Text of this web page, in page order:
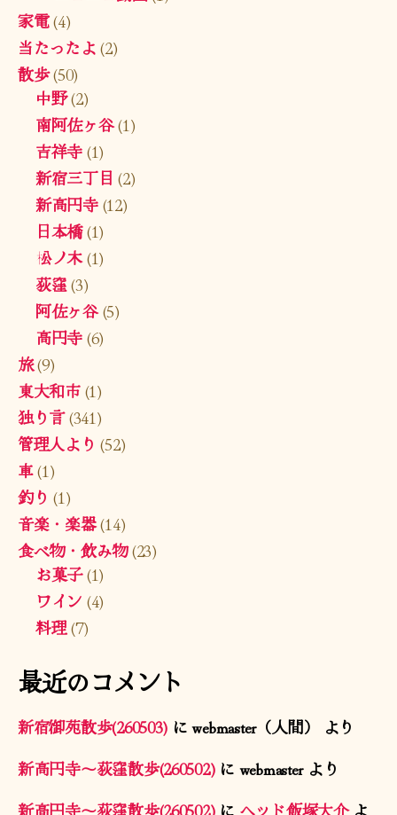
家電(4)
当たったよ(2)
散歩(50)
中野(2)
南阿佐ヶ谷(1)
吉祥寺(1)
新宿三丁目 (2)
新高円寺(12)
日本橋(1)
松ノ木(1)
荻窪(3)
阿佐ヶ谷(5)
高円寺(6)
旅(9)
東大和市(1)
独り言(341)
管理人より (52)
車(1)
釣り (1)
音楽・楽器(14)
食べ物・飲み物(23)
お菓子(1)
ワイン (4)
料理(7)
最近のコメント
新宿御苑散歩(260503) にwebmaster（人間）
より
新高円寺〜荻窪散歩(260502)に webmasterより
新高円寺〜荻窪散歩(260502)に ヘッド飯塚大介よ